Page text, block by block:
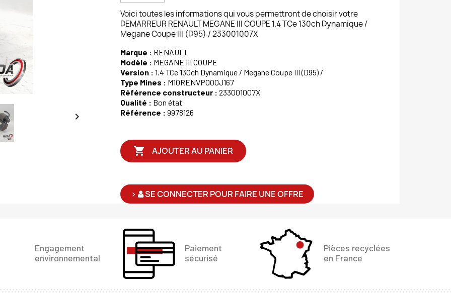

Voici toutes les informations qui vous permettront de choisir votre
DEMARREUR RENAULT MEGANE III COUPE 1.4 TCe 130ch Dynamique /
Megane Coupe III (D95) / 233001007X
Marque : RENAULT
Modèle : MEGANE III COUPE
Version : 1.4 TCe 130ch Dynamique / Megane Coupe III (D95) /
Type Mines : M10RENVP000J167
Référence constructeur : 233001007X
Qualité : Bon état
Référence : 9978126
 AJOUTER AU PANIER
> SE CONNECTER POUR FAIRE UNE OFFRE
Engagement
environnemental
Paiement
sécurisé
Pièces recyclées
en France